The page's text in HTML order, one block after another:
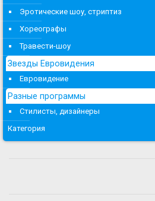
Эротические шоу, стриптиз
Хореографы
Травести-шоу
Звезды Евровидения
Евровидение
Разные программы
Стилисты, дизайнеры
Категория